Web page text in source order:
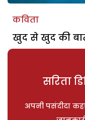
कविता
खुद से खुद की
सरिता
अपनी पसंदीदा